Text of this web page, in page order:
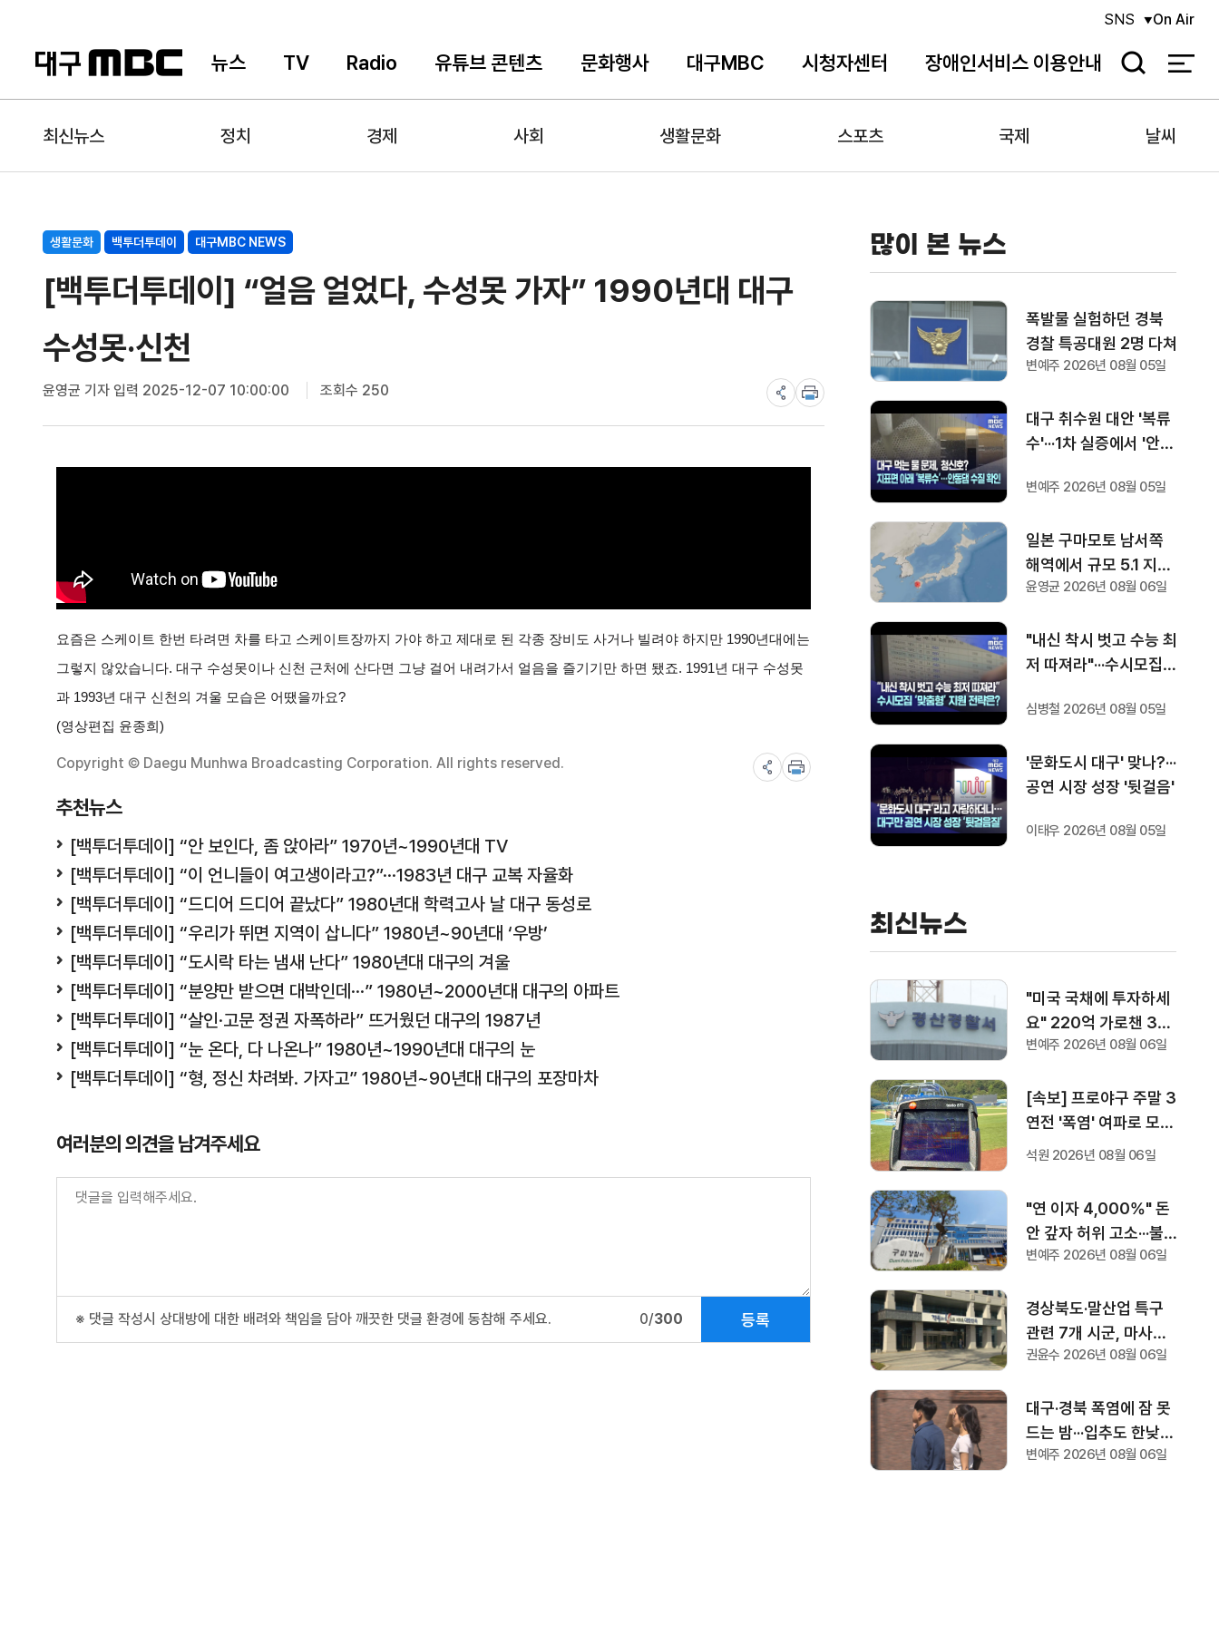
뉴스 TV Radio 유튜브 콘텐츠 문화행사 대구MBC 시청자센터 장애인서비스 이용안내
SNS On Air
검
최신뉴스 정치 경제 사회 생활문화 스포츠 국제 날씨
생활문화 백투더투데이 대구MBC NEWS
[백투더투데이] “얼음 얼었다, 수성못 가자” 1990년대 대구
수성못·신천
윤영균 기자입력 2025-12-07 10:00:00 조회수 250
요즘은 스케이트 한번 타려면 차를 타고 스케이트장까지 가야 하고 제대로 된 각종 장비도 사거나 빌려야 하지만 1990년대에는
그렇지 않았습니다. 대구 수성못이나 신천 근처에 산다면 그냥 걸어 내려가서 얼음을 즐기기만 하면 됐죠. 1991년 대구 수성못
과 1993년 대구 신천의 겨울 모습은 어땠을까요?
(영상편집 윤종희)
Copyright © Daegu Munhwa Broadcasting Corporation. All rights reserved.
추천뉴스
[백투더투데이] “안 보인다, 좀 앉아라” 1970년~1990년대 TV
[백투더투데이] “이 언니들이 여고생이라고?”···1983년 대구 교복 자율화
[백투더투데이] “드디어 드디어 끝났다” 1980년대 학력고사 날 대구 동성로
[백투더투데이] “우리가 뛰면 지역이 삽니다” 1980년~90년대 ‘우방’
[백투더투데이] “도시락 타는 냄새 난다” 1980년대 대구의 겨울
[백투더투데이] “분양만 받으면 대박인데···” 1980년~2000년대 대구의 아파트
[백투더투데이] “살인·고문 정권 자폭하라” 뜨거웠던 대구의 1987년
[백투더투데이] “눈 온다, 다 나온나” 1980년~1990년대 대구의 눈
[백투더투데이] “형, 정신 차려봐. 가자고” 1980년~90년대 대구의 포장마차
여러분의 의견을 남겨주세요
※ 댓글 작성시 상대방에 대한 배려와 책임을 담아 깨끗한 댓글 환경에 동참해 주세요. 0/300 등록
많이 본 뉴스
폭발물 실험하던 경북
경찰 특공대원 2명 다쳐
변예주 2026년 08월 05일
대구 취수원 대안 '복류
수'···1차 실증에서 '안동
변예주 2026년 08월 05일
일본 구마모토 남서쪽
해역에서 규모 5.1 지진
발생
윤영균 2026년 08월 06일
"내신 착시 벗고 수능 최
저 따져라"···수시모집
심병철 2026년 08월 05일
'문화도시 대구' 맞나?···
공연 시장 성장 '뒷걸음'
이태우 2026년 08월 05일
최신뉴스
"미국 국채에 투자하세
요" 220억 가로챈 30
대 여성, 구속 송치
변예주 2026년 08월 06일
[속보] 프로야구 주말 3
연전 '폭염' 여파로 모두
취소···다음 주 화요일부
석원 2026년 08월 06일
"연 이자 4,000%" 돈
안 갚자 허위 고소···불법
사금융업자 송치
변예주 2026년 08월 06일
경상북도·말산업 특구
관련 7개 시군, 마사회
유치에 공동 노력하기로
권윤수 2026년 08월 06일
대구·경북 폭염에 잠 못
드는 밤···입추도 한낮
38도
변예주 2026년 08월 06일